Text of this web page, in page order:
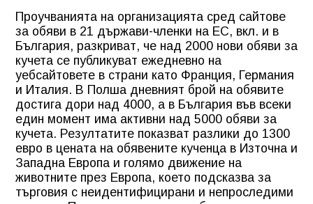
Проучванията на организацията сред сайтове
за обяви в 21 държави-членки на ЕС, вкл. и в
България, разкриват, че над 2000 нови обяви за
кучета се публикуват ежедневно на
уебсайтовете в страни като Франция, Германия
и Италия. В Полша дневният брой на обявите
достига дори над 4000, а в България във всеки
един момент има активни над 5000 обяви за
кучета. Резултатите показват разлики до 1300
евро в цената на обявените кученца в Източна и
Западна Европа и голямо движение на
животните през Европа, което подсказва за
търговия с неидентифицирани и непроследими